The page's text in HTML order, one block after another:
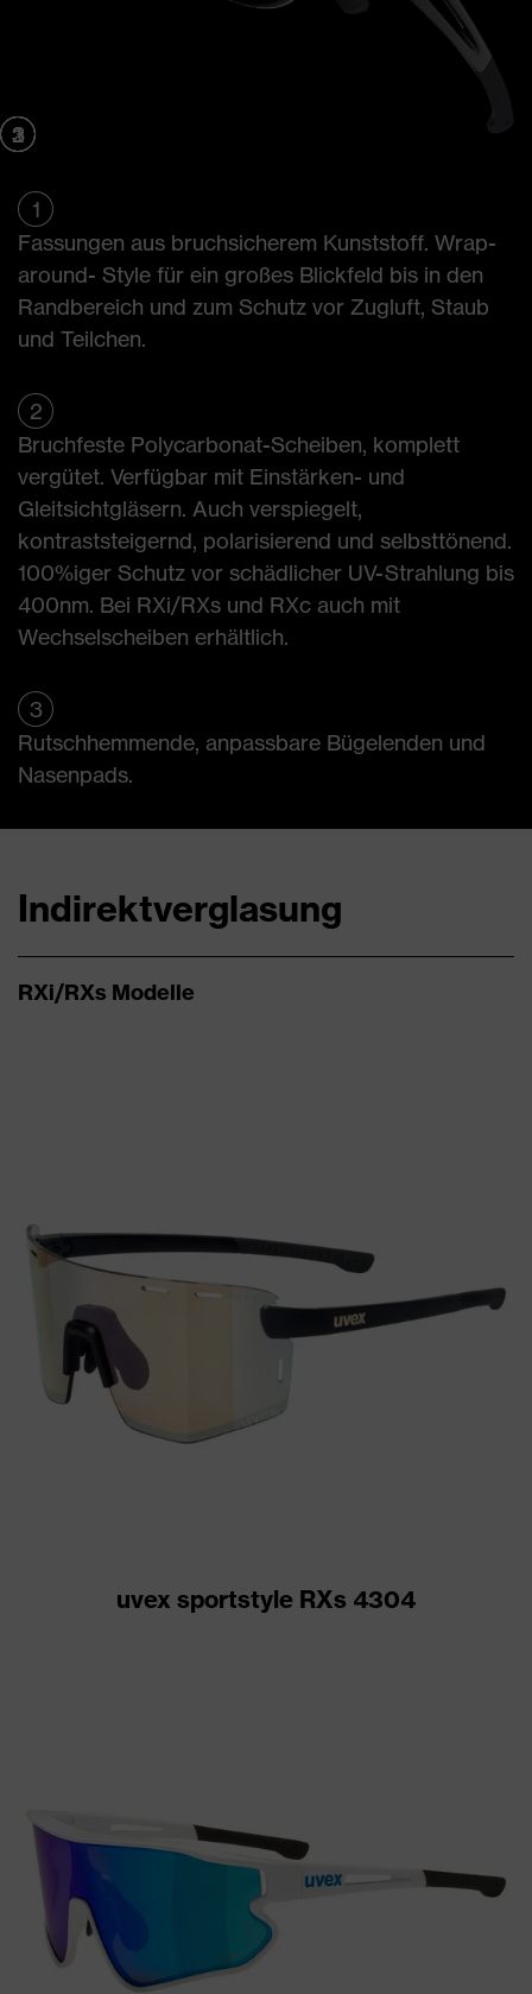
1
2
3
3
1
Fassungen aus bruchsicherem Kunststoff. Wrap-
around- Style für ein großes Blickfeld bis in den
Randbereich und zum Schutz vor Zugluft, Staub
und Teilchen.
2
Bruchfeste Polycarbonat-Scheiben, komplett
vergütet. Verfügbar mit Einstärken- und
Gleitsichtgläsern. Auch verspiegelt,
kontraststeigernd, polarisierend und selbst­tönend.
100%iger Schutz vor schädlicher UV-Strahlung bis
400nm. Bei RXi/RXs und RXc auch mit
Wechselscheiben erhältlich.
3
Rutschhemmende, anpassbare Bügelenden und
Nasenpads.
Indirektverglasung
RXi/RXs Modelle
uvex sportstyle RXs 4304